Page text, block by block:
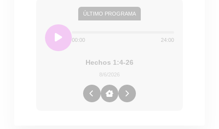
ÚLTIMO PROGRAMA
00:00 24:00
Hechos 1:4-26
8/6/2026